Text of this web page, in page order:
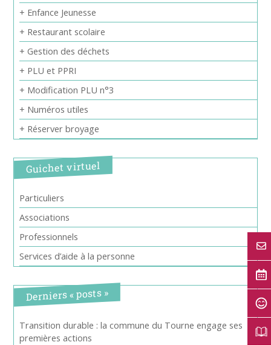
+ Enfance Jeunesse
+ Restaurant scolaire
+ Gestion des déchets
+ PLU et PPRI
+ Modification PLU n°3
+ Numéros utiles
+ Réserver broyage
Guichet virtuel
Particuliers
Associations
Professionnels
Services d’aide à la personne
Derniers « posts »
Transition durable : la commune du Tourne engage ses
premières actions